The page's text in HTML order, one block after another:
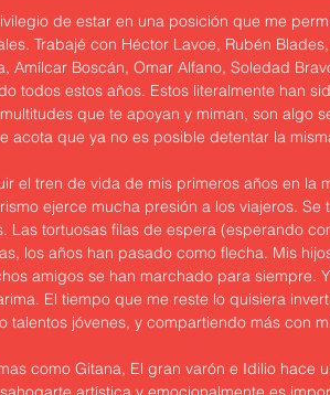
de estar en una posición que me
Trabajé con Héctor Lavoe, Rubén
Amílcar Boscán, Omar Alfano, Soledad
todos estos años. Estos literalmente han
que te apoyan y miman, son algo
acota que ya no es posible detentar la
el tren de vida de mis primeros años en la
ejerce mucha presión a los viajeros. Se
Las tortuosas filas de espera (esperando
los años han pasado como flecha. Mis
amigos se han marchado para siempre.
El tiempo que me reste lo quisiera
jóvenes, y compartiendo más con
como Gitana, El gran varón e Idilio hace